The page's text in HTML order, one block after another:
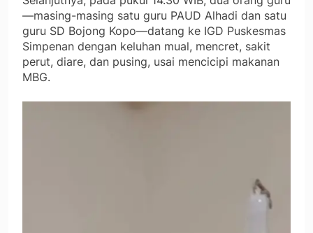
—masing-masing satu guru PAUD Alhadi dan satu
guru SD Bojong Kopo—datang ke IGD Puskesmas
Simpenan dengan keluhan mual, mencret, sakit
perut, diare, dan pusing, usai mencicipi makanan
MBG.